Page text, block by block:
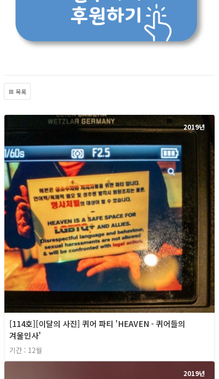
목록
2019년
[114호][이달의 사진] 퀴어 파티 'HEAVEN - 퀴어들의
겨울인사'
기간 : 12월
2019년